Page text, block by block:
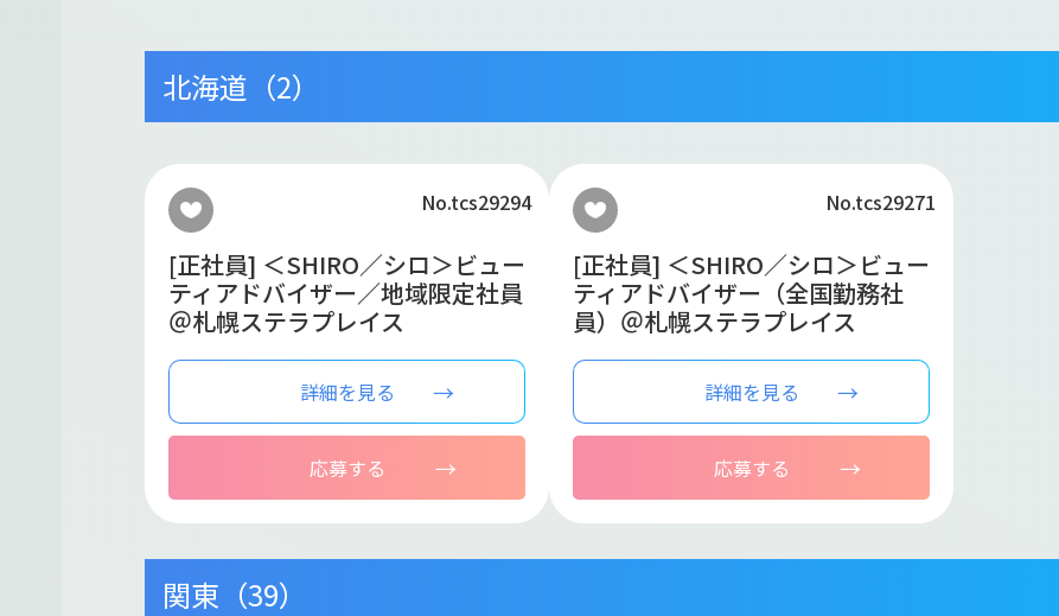
北海道（2）
No.tcs29294
[正社員] ＜SHIRO／シロ＞ビュー
ティアドバイザー／地域限定社員
＠札幌ステラプレイス
詳細を見る
応募する
No.tcs29271
[正社員] ＜SHIRO／シロ＞ビュー
ティアドバイザー（全国勤務社
員）＠札幌ステラプレイス
詳細を見る
応募する
関東（39）